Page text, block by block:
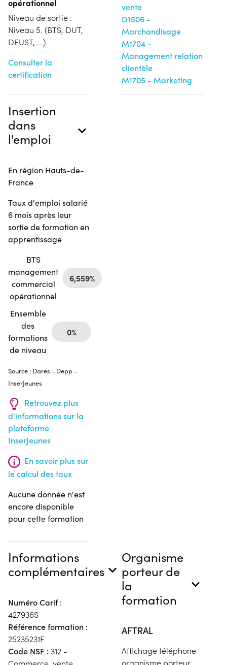
opérationnel
Niveau de sortie :
Niveau 5. (BTS, DUT,
DEUST, ...)
Consulter la
certification
vente
D1506 -
Marchandisage
M1704 -
Management relation
clientèle
M1705 - Marketing
Insertion
dans
l'emploi
En région Hauts-de-
France
Taux d'emploi salarié
6 mois après leur
sortie de formation en
apprentissage
BTS
management
commercial
opérationnel
6,559%
Ensemble
des
formations
de niveau
0%
Source : Dares - Depp -
InserJeunes
Retrouvez plus
d'informations sur la
plateforme
InserJeunes
En savoir plus sur
le calcul des taux
Aucune donnée n'est
encore disponible
pour cette formation
Informations
complémentaires
Numéro Carif :
427936S
Référence formation :
25235231F
Code NSF : 312 -
Organisme
porteur de
la
formation
AFTRAL
Affichage téléphone